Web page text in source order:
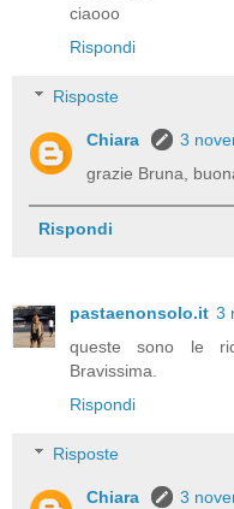
ciaooo
Rispondi
Risposte
Chiara
3
grazie Bruna,
Rispondi
pastaenonsolo.it 3
queste sono le
Bravissima.
Rispondi
Risposte
Chiara
3